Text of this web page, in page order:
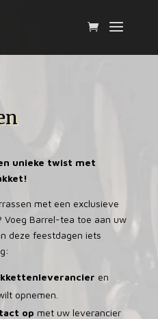
unieke twist met
met een exclusieve
Voeg Barrel-tea toe aan uw
deze feestdagen iets
en
opnemen.
op met uw leverancier